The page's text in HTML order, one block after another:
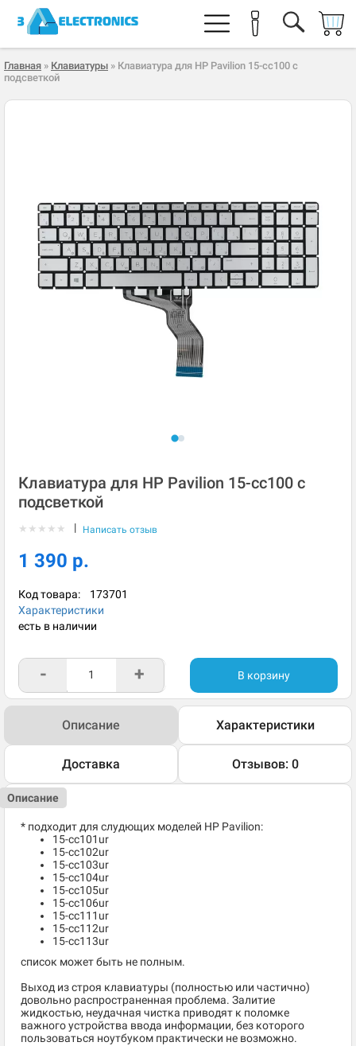
Главная » Клавиатуры » Клавиатура для HP Pavilion 15-cc100 с
подсветкой
Клавиатура для HP Pavilion 15-cc100 с
подсветкой
★ ★ ★ ★ ★ | Написать отзыв
1 390 р.
Код товара: 173701
Характеристики
есть в наличии
- + В корзину
Описание Характеристики
Доставка Отзывов: 0
Описание
* подходит для слудющих моделей HP Pavilion:
15-cc101ur
15-cc102ur
15-cc103ur
15-cc104ur
15-cc105ur
15-cc106ur
15-cc111ur
15-cc112ur
15-cc113ur
список может быть не полным.
Выход из строя клавиатуры (полностью или частично)
довольно распространенная проблема. Залитие
жидкостью, неудачная чистка приводят к поломке
важного устройства ввода информации, без которого
пользоваться ноутбуком практически не возможно.